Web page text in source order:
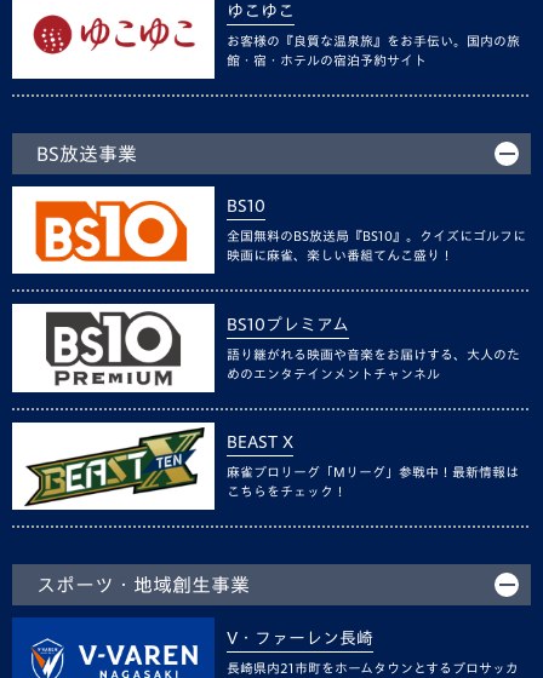
ゆこゆこ
お客様の『良質な温泉旅』をお手伝い。国内の旅
館・宿・ホテルの宿泊予約サイト
BS放送事業
BS10
全国無料のBS放送局『BS10』。クイズにゴルフに
映画に麻雀、楽しい番組てんこ盛り！
BS10プレミアム
語り継がれる映画や音楽をお届けする、大人のた
めのエンタテインメントチャンネル
BEAST X
麻雀プロリーグ「Mリーグ」参戦中！最新情報は
こちらをチェック！
スポーツ・地域創生事業
V・ファーレン長崎
長崎県内21市町をホームタウンとするプロサッカ